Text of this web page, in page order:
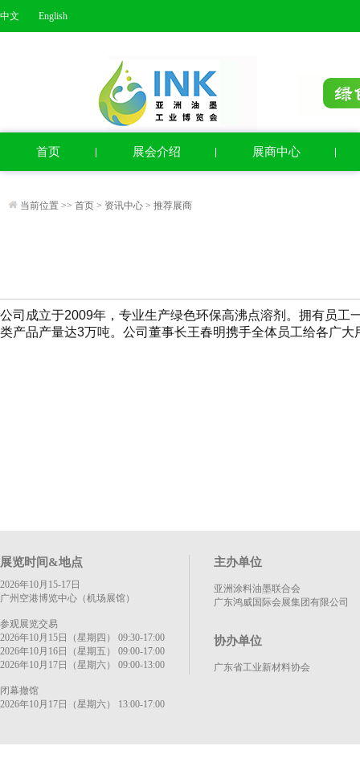
中文 English
首页 展会介绍 展商中心
当前位置 >> 首页 > 资讯中心 > 推荐展商
公司成立于2009年，专业生产绿色环保高沸点溶剂。拥有员
类产品产量达3万吨。公司董事长王春明携手全体员工给各广
展览时间&地点
2026年10月15-17日
广州空港博览中心（机场展馆）
参观展览交易
2026年10月15日（星期四） 09:30-17:00
2026年10月16日（星期五） 09:00-17:00
2026年10月17日（星期六） 09:00-13:00
闭幕撤馆
2026年10月17日（星期六） 13:00-17:00
主办单位
亚洲涂料油墨联合会
广东鸿威国际会展集团有限公司
协办单位
广东省工业新材料协会